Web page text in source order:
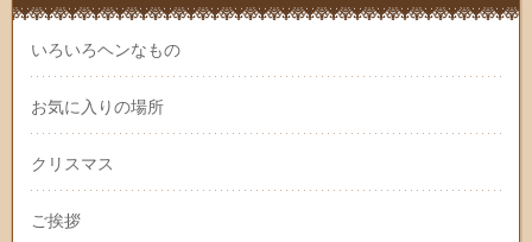
いろいろヘンなもの
お気に入りの場所
クリスマス
ご挨拶